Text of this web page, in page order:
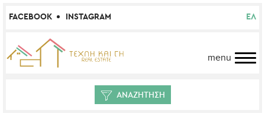
FACEBOOK INSTAGRAM ΕΛ
menu
ΑΝΑΖΗΤΗΣΗ